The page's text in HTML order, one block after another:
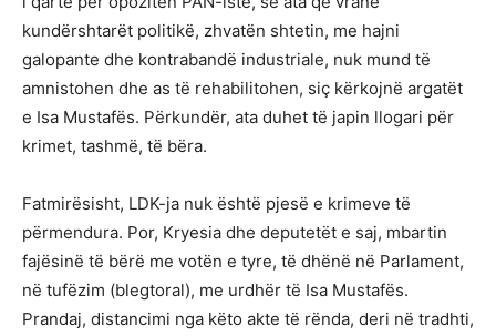
kundërshtarët politikë, zhvatën shtetin, me hajni
galopante dhe kontrabandë industriale, nuk mund të
amnistohen dhe as të rehabilitohen, siç kërkojnë argatët
e Isa Mustafës. Përkundër, ata duhet të japin llogari për
krimet, tashmë, të bëra.
Fatmirësisht, LDK-ja nuk është pjesë e krimeve të
përmendura. Por, Kryesia dhe deputetët e saj, mbartin
fajësinë të bërë me votën e tyre, të dhënë në Parlament,
në tufëzim (blegtoral), me urdhër të Isa Mustafës.
Prandaj, distancimi nga këto akte të rënda, deri në tradhti,